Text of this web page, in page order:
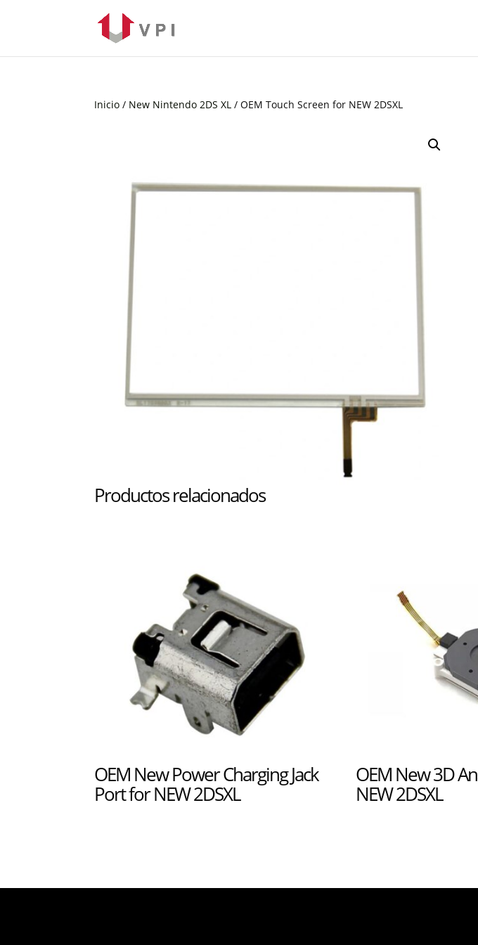
Inicio / New Nintendo 2DS XL / OEM Touch Screen for NEW 2DSXL
Productos relacionados
OEM New Power Charging Jack
Port for NEW 2DSXL
OEM New 3D
NEW 2DSXL